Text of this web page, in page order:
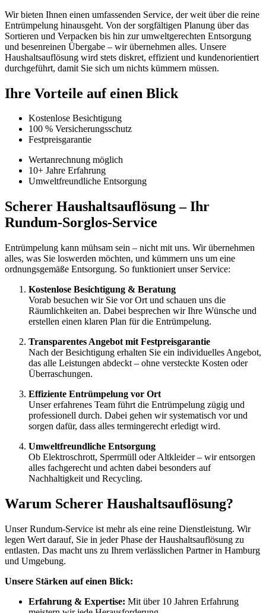
Wir bieten Ihnen einen umfassenden Service, der weit über die reine
Entrümpelung hinausgeht. Von der sorgfältigen Planung über das
Sortieren und Verpacken bis hin zur umweltgerechten Entsorgung
und besenreinen Übergabe – wir übernehmen alles. Unsere
Haushaltsauflösung wird stets diskret, effizient und kundenorientiert
durchgeführt, damit Sie sich um nichts kümmern müssen.
Ihre Vorteile auf einen Blick
Kostenlose Besichtigung
100 % Versicherungsschutz
Festpreisgarantie
Wertanrechnung möglich
10+ Jahre Erfahrung
Umweltfreundliche Entsorgung
Scherer Haushaltsauflösung – Ihr
Rundum-Sorglos-Service
Entrümpelung kann mühsam sein – nicht mit uns. Wir übernehmen
alles, was Sie loswerden möchten, und kümmern uns um eine
ordnungsgemäße Entsorgung. So funktioniert unser Service:
Kostenlose Besichtigung & Beratung
Vorab besuchen wir Sie vor Ort und schauen uns die
Räumlichkeiten an. Dabei besprechen wir Ihre Wünsche und
erstellen einen klaren Plan für die Entrümpelung.
Transparentes Angebot mit Festpreisgarantie
Nach der Besichtigung erhalten Sie ein individuelles Angebot,
das alle Leistungen abdeckt – ohne versteckte Kosten oder
Überraschungen.
Effiziente Entrümpelung vor Ort
Unser erfahrenes Team führt die Entrümpelung zügig und
professionell durch. Dabei gehen wir systematisch vor und
sorgen dafür, dass alles termingerecht erledigt wird.
Umweltfreundliche Entsorgung
Ob Elektroschrott, Sperrmüll oder Altkleider – wir entsorgen
alles fachgerecht und achten dabei besonders auf
Nachhaltigkeit und Recycling.
Warum Scherer Haushaltsauflösung?
Unser Rundum-Service ist mehr als eine reine Dienstleistung. Wir
legen Wert darauf, Sie in jeder Phase der Haushaltsauflösung zu
entlasten. Das macht uns zu Ihrem verlässlichen Partner in Hamburg
und Umgebung.
Unsere Stärken auf einen Blick:
Erfahrung & Expertise: Mit über 10 Jahren Erfahrung